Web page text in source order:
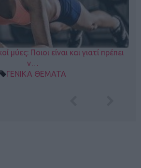
μύες: Ποιοι είναι και γιατί πρέπει
ν…
ΓΕΝΙΚΑ ΘΕΜΑΤΑ